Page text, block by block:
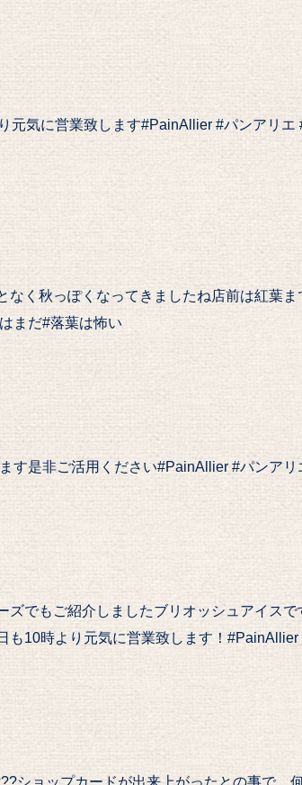
元気に営業致します#PainAllier #パンアリ
なく秋っぽくなってきましたね️店前は紅葉
まだ#落葉は怖い
す是非ご活用ください#PainAllier #パンアリ
ズでもご紹介しましたブリオッシュアイス
10時より元気に営業致します！
ショップカードが出来上がったとの事で、